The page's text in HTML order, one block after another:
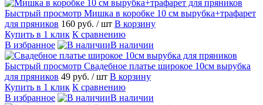
Быстрый просмотр Мишка в коробке 10 см вырубка+трафарет
для пряников 160 руб. / шт В корзину
Купить в 1 клик К сравнению
В избранное
В наличии
Быстрый просмотр Свадебное платье широкое 10см вырубка
для пряников 49 руб. / шт В корзину
Купить в 1 клик К сравнению
В избранное
В наличии